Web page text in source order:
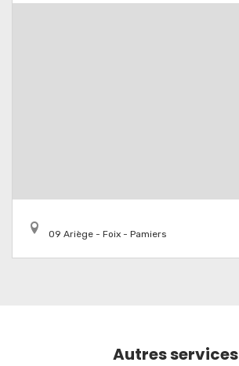
09 Ariège - Foix - Pamiers
Autres services